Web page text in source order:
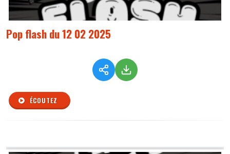
Pop flash du 12 02 2025
ÉCOUTEZ